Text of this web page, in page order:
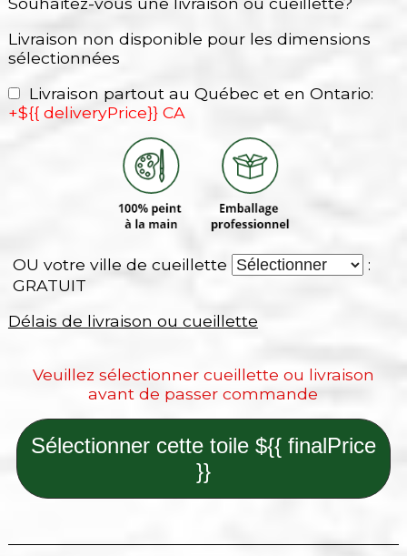
Livraison non disponible pour les dimensions
sélectionnées
Livraison partout au Québec et en Ontario:
+${{ deliveryPrice}} CA
OU votre ville de cueillette
:
GRATUIT
Délais de livraison ou cueillette
Veuillez sélectionner cueillette ou livraison
avant de passer commande
Sélectionner cette toile ${{ finalPrice
}}